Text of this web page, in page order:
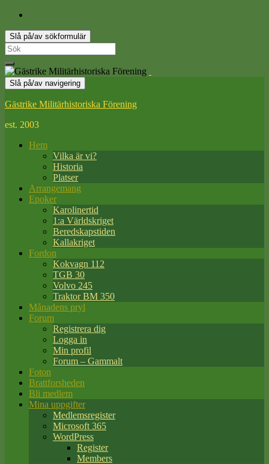
Slå på/av sökformulär
Search
for:
Slå på/av navigering
Gästrike Militärhistoriska Förening
est. 2003
Hem
Vilka är vi?
Historia
Platser
Arrangemang
Epoker
Karolinertid
1:a Världskriget
Beredskapstiden
Kallakriget
Fordon
Kokvagn 112
TGB 30
Volvo 245
Traktor BM 350
Månadens pryl
Forum
Registrera dig
Logga in
Min profil
Forum – Gammalt
Foton
Brattforsheden
Bli medlem
Mina uppgifter
Medlemsregister
Microsoft 365
WordPress
Register
Members